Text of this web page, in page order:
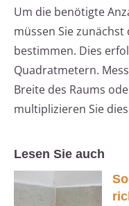
Um die benötigte
müssen Sie zunächst
bestimmen. Dies
Quadratmetern.
Breite des Raums
multiplizieren Sie
Lesen Sie auch